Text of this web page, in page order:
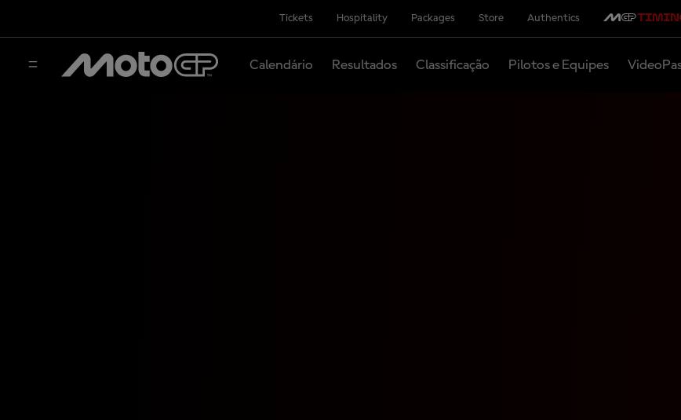
Tickets Hospitality Packages Store Authentics
Calendário Resultados Classificação Pilotos e Equipes